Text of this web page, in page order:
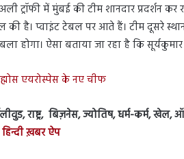
ट्रॉफी में मुंबई की टीम शानदार प्रदर्शन कर
है। प्वाइंट टेबल पर आते हैं। टीम दूसरे
होगा। ऐसा बताया जा रहा है कि
एयरोस्पेस के नए चीफ
राष्ट्र, बिज़नेस, ज्योतिष, धर्म-कर्म,
हिन्दी ख़बर ऐप